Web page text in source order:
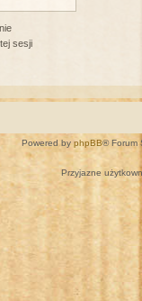
sesji
Powered by phpBB® Forum
Przyjazne